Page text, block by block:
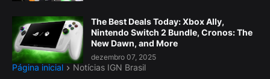
The Best Deals Today: Xbox Ally,
Nintendo Switch 2 Bundle, Cronos: The
New Dawn, and More
dezembro 07, 2025
Página inicial Notícias IGN Brasil